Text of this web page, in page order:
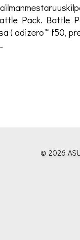
Pack. Battle
( adizero™ f50,
© 2026